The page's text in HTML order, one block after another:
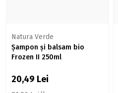
Natura Verde
Șampon și balsam bio
Frozen II 250ml
20,49 Lei